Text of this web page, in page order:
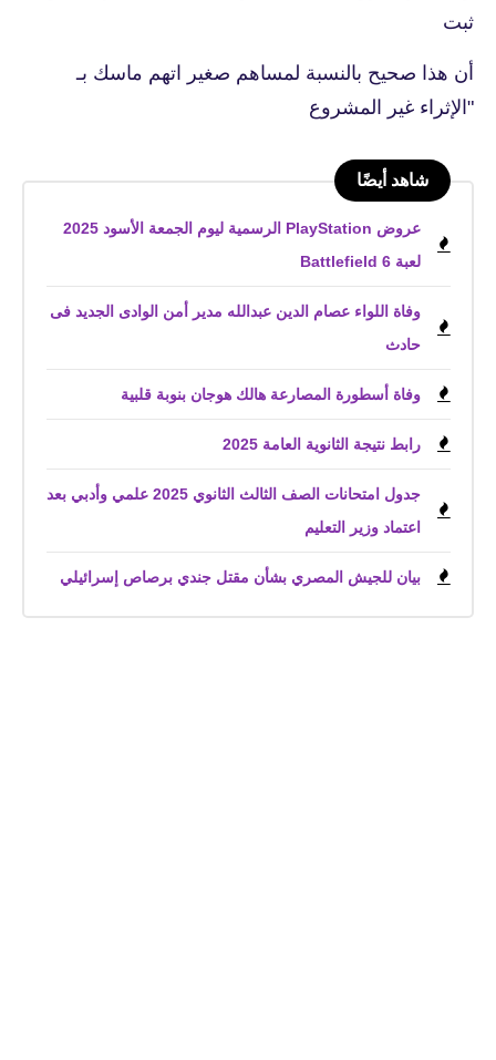
ثبت
أن هذا صحيح بالنسبة لمساهم صغير اتهم ماسك بـ
"الإثراء غير المشروع
شاهد أيضًا
عروض PlayStation الرسمية ليوم الجمعة الأسود 2025
لعبة Battlefield 6
وفاة اللواء عصام الدين عبدالله مدير أمن الوادى الجديد فى
حادث
وفاة أسطورة المصارعة هالك هوجان بنوبة قلبية
رابط نتيجة الثانوية العامة 2025
جدول امتحانات الصف الثالث الثانوي 2025 علمي وأدبي بعد
اعتماد وزير التعليم
بيان للجيش المصري بشأن مقتل جندي برصاص إسرائيلي